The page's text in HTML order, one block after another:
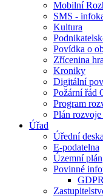
Mobilní
SMS -
Kultura
Povídka o
Zřícenina
Kroniky
Digitální
Požární řád
Program
Plán
Úřad
Úřední deska
E-podatelna
Územní plán
Povinné